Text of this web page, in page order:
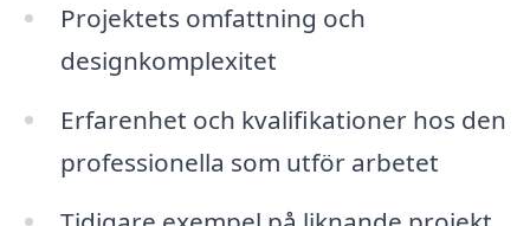
Projektets omfattning och
designkomplexitet
Erfarenhet och kvalifikationer hos den
professionella som utför arbetet